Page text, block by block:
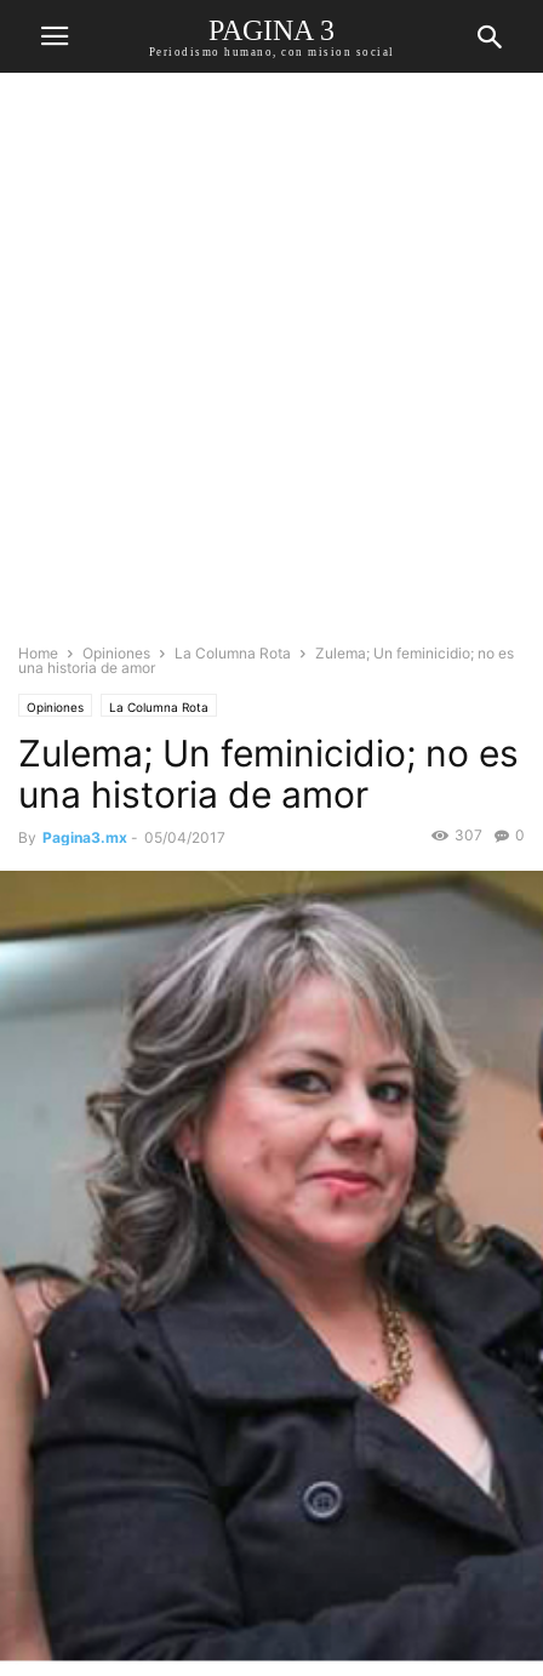
PAGINA 3
Periodismo humano, con mision social
Home Opiniones La Columna Rota
Zulema; Un feminicidio; no es
una historia de amor
Opiniones La Columna Rota
Zulema; Un feminicidio; no es
una historia de amor
By Pagina3.mx - 05/04/2017 0
307